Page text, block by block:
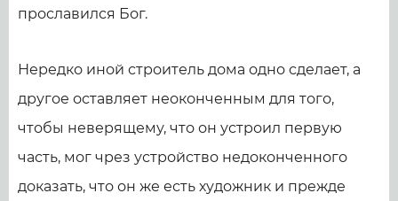
прославился Бог.
Нередко иной строитель дома одно сделает, а
другое оставляет неоконченным для того,
чтобы неверящему, что он устроил первую
часть, мог чрез устройство недоконченного
доказать, что он же есть художник и прежде